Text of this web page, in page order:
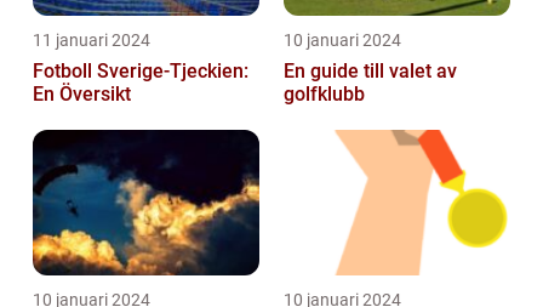
11 januari 2024
Fotboll Sverige-Tjeckien:
En Översikt
10 januari 2024
En guide till valet av
golfklubb
10 januari 2024 10 januari 2024